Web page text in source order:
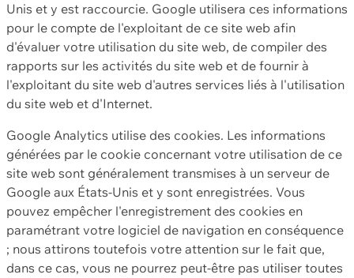
Unis et y est raccourcie. Google utilisera ces informations
pour le compte de l'exploitant de ce site web afin
d'évaluer votre utilisation du site web, de compiler des
rapports sur les activités du site web et de fournir à
l'exploitant du site web d'autres services liés à l'utilisation
du site web et d'Internet.
Google Analytics utilise des cookies. Les informations
générées par le cookie concernant votre utilisation de ce
site web sont généralement transmises à un serveur de
Google aux États-Unis et y sont enregistrées. Vous
pouvez empêcher l'enregistrement des cookies en
paramétrant votre logiciel de navigation en conséquence
; nous attirons toutefois votre attention sur le fait que,
dans ce cas, vous ne pourrez peut-être pas utiliser toutes